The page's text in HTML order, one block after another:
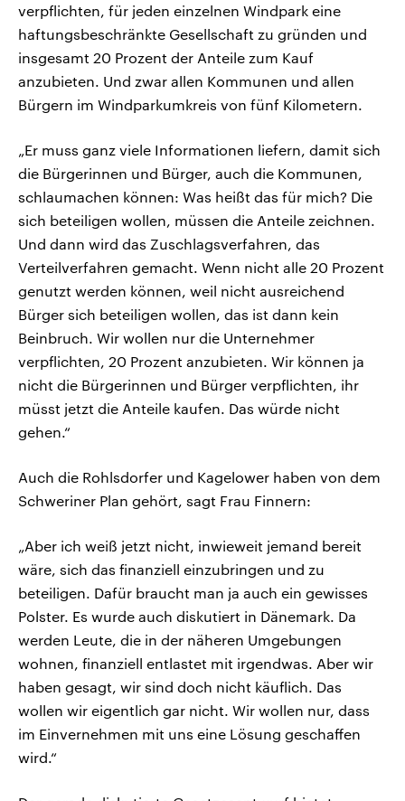
verpflichten, für jeden einzelnen Windpark eine
haftungsbeschränkte Gesellschaft zu gründen und
insgesamt 20 Prozent der Anteile zum Kauf
anzubieten. Und zwar allen Kommunen und allen
Bürgern im Windparkumkreis von fünf Kilometern.
„Er muss ganz viele Informationen liefern, damit sich
die Bürgerinnen und Bürger, auch die Kommunen,
schlaumachen können: Was heißt das für mich? Die
sich beteiligen wollen, müssen die Anteile zeichnen.
Und dann wird das Zuschlagsverfahren, das
Verteilverfahren gemacht. Wenn nicht alle 20 Prozent
genutzt werden können, weil nicht ausreichend
Bürger sich beteiligen wollen, das ist dann kein
Beinbruch. Wir wollen nur die Unternehmer
verpflichten, 20 Prozent anzubieten. Wir können ja
nicht die Bürgerinnen und Bürger verpflichten, ihr
müsst jetzt die Anteile kaufen. Das würde nicht
gehen.“
Auch die Rohlsdorfer und Kagelower haben von dem
Schweriner Plan gehört, sagt Frau Finnern:
„Aber ich weiß jetzt nicht, inwieweit jemand bereit
wäre, sich das finanziell einzubringen und zu
beteiligen. Dafür braucht man ja auch ein gewisses
Polster. Es wurde auch diskutiert in Dänemark. Da
werden Leute, die in der näheren Umgebungen
wohnen, finanziell entlastet mit irgendwas. Aber wir
haben gesagt, wir sind doch nicht käuflich. Das
wollen wir eigentlich gar nicht. Wir wollen nur, dass
im Einvernehmen mit uns eine Lösung geschaffen
wird.“